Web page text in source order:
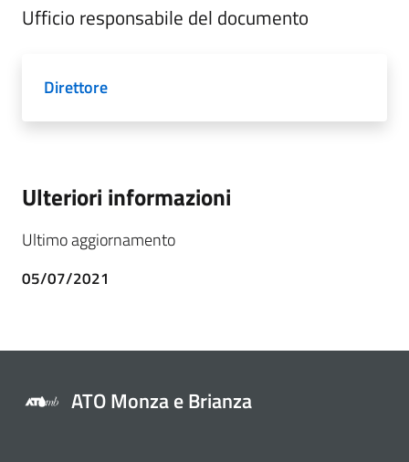
Ufficio responsabile del documento
Direttore
Ulteriori informazioni
Ultimo aggiornamento
05/07/2021
ATO Monza e Brianza